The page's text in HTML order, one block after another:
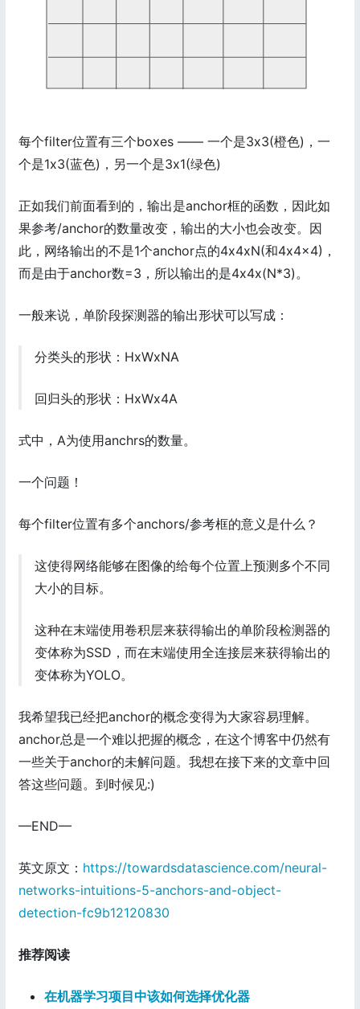
每个filter位置有三个boxes —— 一个是3x3(橙色)，一
个是1x3(蓝色)，另一个是3x1(绿色)
正如我们前面看到的，输出是anchor框的函数，因此如
果参考/anchor的数量改变，输出的大小也会改变。因
此，网络输出的不是1个anchor点的4x4xN(和4x4x4)，
而是由于anchor数=3，所以输出的是4x4x(N*3)。
一般来说，单阶段探测器的输出形状可以写成：
分类头的形状：HxWxNA
回归头的形状：HxWx4A
式中，A为使用anchrs的数量。
一个问题！
每个filter位置有多个anchors/参考框的意义是什么？
这使得网络能够在图像的给每个位置上预测多个不同
大小的目标。
这种在末端使用卷积层来获得输出的单阶段检测器的
变体称为SSD，而在末端使用全连接层来获得输出的
变体称为YOLO。
我希望我已经把anchor的概念变得为大家容易理解。
anchor总是一个难以把握的概念，在这个博客中仍然有
一些关于anchor的未解问题。我想在接下来的文章中回
答这些问题。到时候见:)
—END—
英文原文： https://towardsdatascience.com/neural-
networks-intuitions-5-anchors-and-object-
detection-fc9b12120830
推荐阅读
在机器学习项目中该如何选择优化器